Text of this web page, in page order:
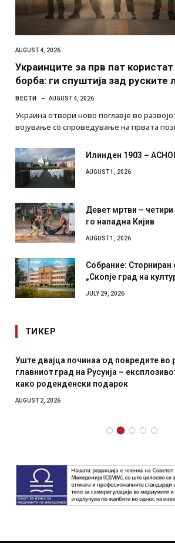
AUGUST 4, 2026
Украинците за прв пат
борба: ги спуштија зад руските
ВЕСТИ AUGUST 4, 2026
Украина отвори ново поглавје во
војување со спроведување на првата
Илинден 1903 –
AUGUST 1, 2026
Девет мртви – четири
го нападна Кијив
AUGUST 1, 2026
Собрание: Сторниран
„Скопје град на
JULY 29, 2026
ТИКЕР
Уште двајца починаа од повредите во
главниот град на Русуија –
како роденденски подарок
AUGUST 2, 2026